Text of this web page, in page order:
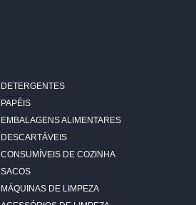
DETERGENTES
PAPÉIS
EMBALAGENS ALIMENTARES
DESCARTÁVEIS
CONSUMÍVEIS DE COZINHA
SACOS
MÁQUINAS DE LIMPEZA